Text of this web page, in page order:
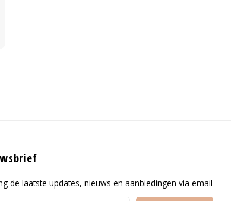
de laatste updates, nieuws en aanbiedingen via email